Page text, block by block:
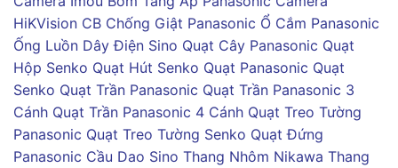
HiKVision CB Chống Giật Panasonic Ổ Cắm Panasonic
Ống Luồn Dây Điện Sino Quạt Cây Panasonic Quạt
Hộp Senko Quạt Hút Senko Quạt Panasonic Quạt
Senko Quạt Trần Panasonic Quạt Trần Panasonic 3
Cánh Quạt Trần Panasonic 4 Cánh Quạt Treo Tường
Panasonic Quạt Treo Tường Senko Quạt Đứng
Panasonic Cầu Dao Sino Thang Nhôm Nikawa Thang